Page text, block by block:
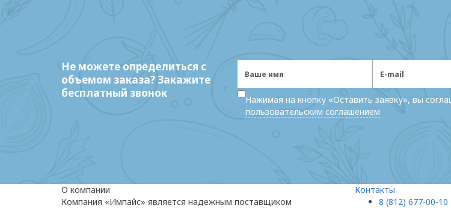
Не можете определиться с
объемом заказа? Закажите
бесплатный звонок
Нажимая на кнопку «Оставить заявку», вы
пользовательским соглашением
О компании
Компания «Импайс» является надежным поставщиком
Контакты
8 (812) 677-00-10